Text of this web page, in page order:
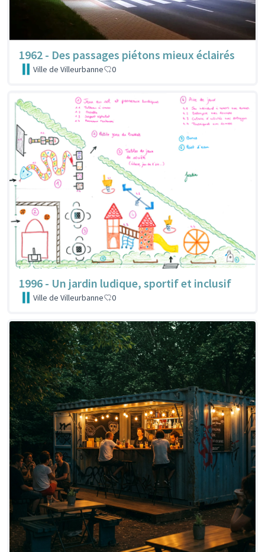
1962 - Des passages piétons mieux éclairés
Ville de Villeurbanne 0
1996 - Un jardin ludique, sportif et inclusif
Ville de Villeurbanne 0